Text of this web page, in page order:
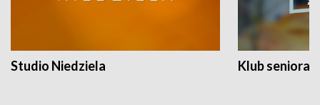
Studio Niedziela Klub seniora